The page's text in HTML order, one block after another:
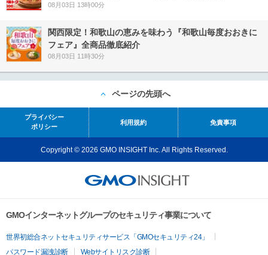
08月03日 13時00分
関西限定！和歌山の恵みを味わう『和歌山毎度おおきに
フェア』全商品徹底紹介
08月03日 11時30分
ページの先頭へ
プライバシー
ポリシー
利用規約 免責事項
Copyright © 2026 GMO INSIGHT Inc. All Rights Reserved.
GMOインターネットグループのセキュリティ事業について
世界初総合ネットセキュリティサービス「GMOセキュリティ24」
パスワード漏洩診断
Webサイトリスク診断